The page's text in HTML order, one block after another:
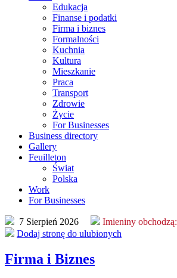
Edukacja
Finanse i podatki
Firma i biznes
Formalności
Kuchnia
Kultura
Mieszkanie
Praca
Transport
Zdrowie
Życie
For Businesses
Business directory
Gallery
Feuilleton
Świat
Polska
Work
For Businesses
7 Sierpień 2026 Imieniny obchodzą:
Dodaj stronę do ulubionych
Firma i Biznes